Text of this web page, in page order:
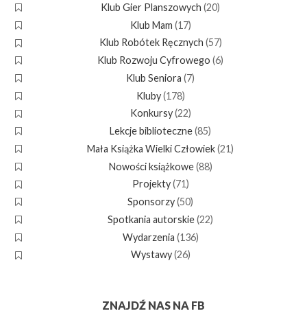
Klub Gier Planszowych (20)
Klub Mam (17)
Klub Robótek Ręcznych (57)
Klub Rozwoju Cyfrowego (6)
Klub Seniora (7)
Kluby(178)
Konkursy(22)
Lekcje biblioteczne(85)
Mała Książka Wielki Człowiek(21)
Nowości książkowe(88)
Projekty(71)
Sponsorzy(50)
Spotkania autorskie(22)
Wydarzenia (136)
Wystawy(26)
ZNAJDŹ NAS NA FB